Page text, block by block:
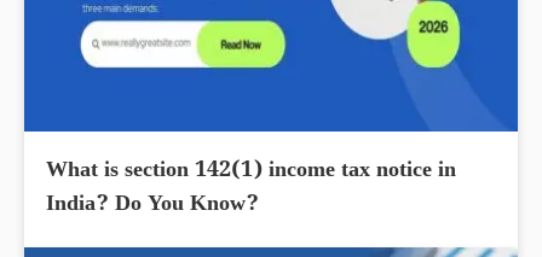
What is section 142(1) income tax notice in
India? Do You Know?